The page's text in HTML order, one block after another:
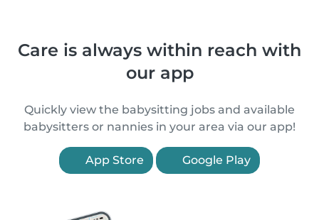
Care is always within reach with
our app
Quickly view the babysitting jobs and available
babysitters or nannies in your area via our app!
App Store Google Play